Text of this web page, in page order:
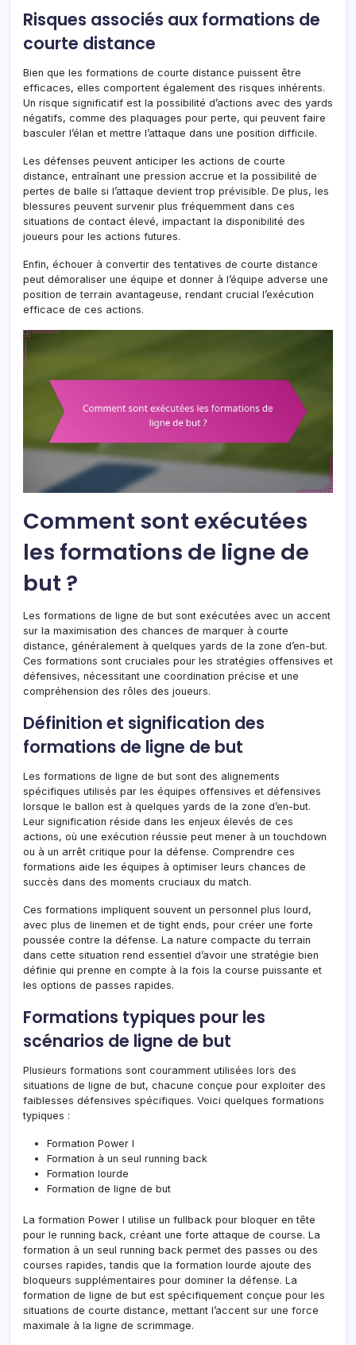
Risques associés aux formations de
courte distance
Bien que les formations de courte distance puissent être
efficaces, elles comportent également des risques inhérents.
Un risque significatif est la possibilité d’actions avec des yards
négatifs, comme des plaquages pour perte, qui peuvent faire
basculer l’élan et mettre l’attaque dans une position difficile.
Les défenses peuvent anticiper les actions de courte
distance, entraînant une pression accrue et la possibilité de
pertes de balle si l’attaque devient trop prévisible. De plus, les
blessures peuvent survenir plus fréquemment dans ces
situations de contact élevé, impactant la disponibilité des
joueurs pour les actions futures.
Enfin, échouer à convertir des tentatives de courte distance
peut démoraliser une équipe et donner à l’équipe adverse une
position de terrain avantageuse, rendant crucial l’exécution
efficace de ces actions.
Comment sont exécutées
les formations de ligne de
but ?
Les formations de ligne de but sont exécutées avec un accent
sur la maximisation des chances de marquer à courte
distance, généralement à quelques yards de la zone d’en-but.
Ces formations sont cruciales pour les stratégies offensives et
défensives, nécessitant une coordination précise et une
compréhension des rôles des joueurs.
Définition et signification des
formations de ligne de but
Les formations de ligne de but sont des alignements
spécifiques utilisés par les équipes offensives et défensives
lorsque le ballon est à quelques yards de la zone d’en-but.
Leur signification réside dans les enjeux élevés de ces
actions, où une exécution réussie peut mener à un touchdown
ou à un arrêt critique pour la défense. Comprendre ces
formations aide les équipes à optimiser leurs chances de
succès dans des moments cruciaux du match.
Ces formations impliquent souvent un personnel plus lourd,
avec plus de linemen et de tight ends, pour créer une forte
poussée contre la défense. La nature compacte du terrain
dans cette situation rend essentiel d’avoir une stratégie bien
définie qui prenne en compte à la fois la course puissante et
les options de passes rapides.
Formations typiques pour les
scénarios de ligne de but
Plusieurs formations sont couramment utilisées lors des
situations de ligne de but, chacune conçue pour exploiter des
faiblesses défensives spécifiques. Voici quelques formations
typiques :
Formation Power I
Formation à un seul running back
Formation lourde
Formation de ligne de but
La formation Power I utilise un fullback pour bloquer en tête
pour le running back, créant une forte attaque de course. La
formation à un seul running back permet des passes ou des
courses rapides, tandis que la formation lourde ajoute des
bloqueurs supplémentaires pour dominer la défense. La
formation de ligne de but est spécifiquement conçue pour les
situations de courte distance, mettant l’accent sur une force
maximale à la ligne de scrimmage.